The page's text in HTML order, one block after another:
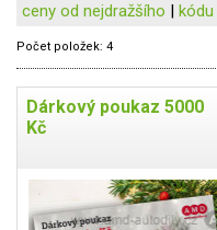
ceny od nejdražšího | kódu
Počet položek: 4
Dárkový poukaz 5000
Kč